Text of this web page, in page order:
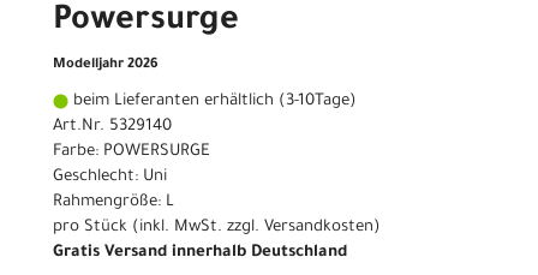
Powersurge
Modelljahr 2026
beim Lieferanten erhältlich (3-10Tage)
Art.Nr. 5329140
Farbe: POWERSURGE
Geschlecht: Uni
Rahmengröße: L
pro Stück (inkl. MwSt. zzgl. Versandkosten)
Gratis Versand innerhalb Deutschland